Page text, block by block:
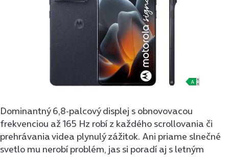
Dominantný 6,8-palcový displej s obnovovacou
frekvenciou až 165 Hz robí z každého scrollovania či
prehrávania videa plynulý zážitok. Ani priame slnečné
svetlo mu nerobí problém, jas si poradí aj s letným